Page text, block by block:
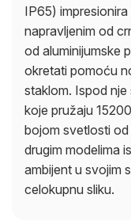
IP65)
napravljenim od
od aluminijumske
okretati pomoću
staklom. Ispod nje
koje pružaju
bojom svetlosti
drugim modelima
ambijent u svojim
celokupnu sliku.